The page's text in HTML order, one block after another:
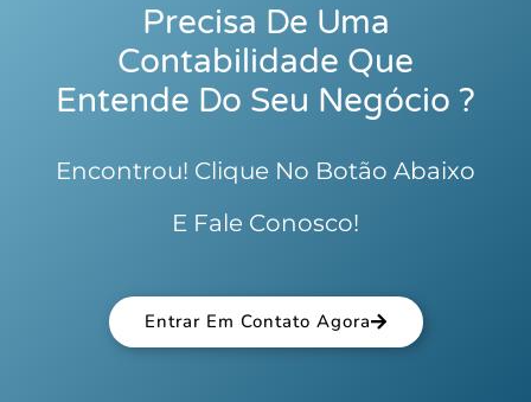
Precisa De Uma
Contabilidade Que
Entende Do Seu Negócio ?
Encontrou! Clique No Botão Abaixo
E Fale Conosco!
Entrar Em Contato Agora